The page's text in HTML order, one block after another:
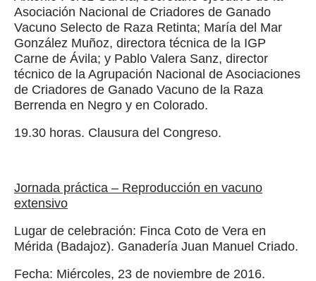
Asociación Nacional de Criadores de Ganado
Vacuno Selecto de Raza Retinta; María del Mar
González Muñoz, directora técnica de la IGP
Carne de Ávila; y Pablo Valera Sanz, director
técnico de la Agrupación Nacional de Asociaciones
de Criadores de Ganado Vacuno de la Raza
Berrenda en Negro y en Colorado.
19.30 horas. Clausura del Congreso.
Jornada práctica – Reproducción en vacuno
extensivo
Lugar de celebración: Finca Coto de Vera en
Mérida (Badajoz). Ganadería Juan Manuel Criado.
Fecha: Miércoles, 23 de noviembre de 2016.